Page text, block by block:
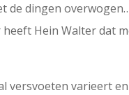
dingen
Hein Walter dat
versvoeten varieert